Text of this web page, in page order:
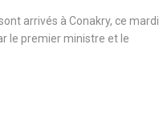
arrivés à Conakry, ce mardi
le premier ministre et le